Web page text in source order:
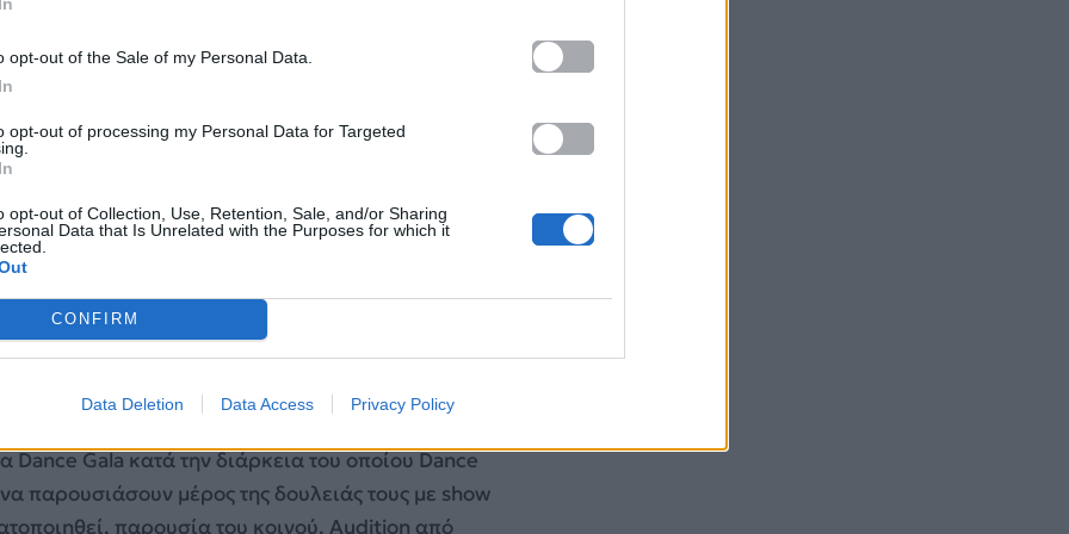
opt-out of the Sale of my Personal Data.
opt-out of processing my Personal Data for Targeted
opt-out of Collection, Use, Retention, Sale, and/or Sharing
Data that Is Unrelated with the Purposes for which it
CONFIRM
Data Deletion Data Access Privacy Policy
μοναδική χορευτική εμπειρία με τους:Miquel
Kljun(Slovenia),Jojo Gomez(California),
των μαθημάτων θα ακολουθήσει Party στο
των χορευτών, χορογράφων και καλεσμένων.
Dance Gala κατά την διάρκεια του οποίου Dance
παρουσιάσουν μέρος της δουλειάς τους με show
παρουσία του κοινού, Audition από